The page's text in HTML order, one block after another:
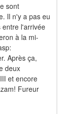
sont
Il n'y a pas eu
entre l'arrivée
à la mi-
Après ça,
deux
et encore
Fureur